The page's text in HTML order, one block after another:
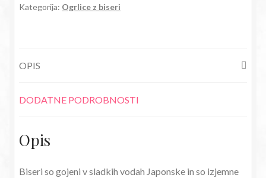
biseri
količina
Kategorija: Ogrlice z biseri
OPIS
DODATNE PODROBNOSTI
Opis
Biseri so gojeni v sladkih vodah Japonske in so izjemne